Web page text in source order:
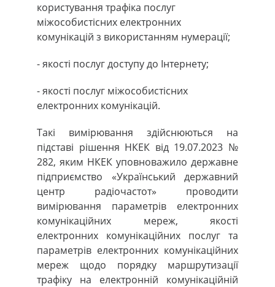
користування трафіка послуг
міжособистісних електронних
комунікацій з використанням нумерації;
- якості послуг доступу до Інтернету;
- якості послуг міжособистісних
електронних комунікацій.
Такі вимірювання здійснюються на
підставі рішення НКЕК від 19.07.2023 №
282, яким НКЕК уповноважило державне
підприємство «Український державний
центр радіочастот» проводити
вимірювання параметрів електронних
комунікаційних мереж, якості
електронних комунікаційних послуг та
параметрів електронних комунікаційних
мереж щодо порядку маршрутизації
трафіку на електронній комунікаційній